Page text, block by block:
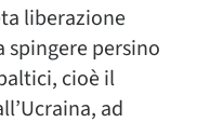
liberazione
spingere persino
cioè il
ad